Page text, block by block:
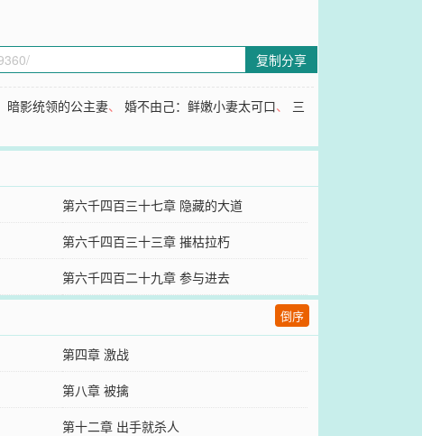
复制分享
暗影统领的公主妻、婚不由己：鲜嫩小妻太可口、 三
第六千四百三十七章 隐藏的大道
第六千四百三十三章 摧枯拉朽
第六千四百二十九章 参与进去
倒序
第四章 激战
第八章 被擒
第十二章 出手就杀人